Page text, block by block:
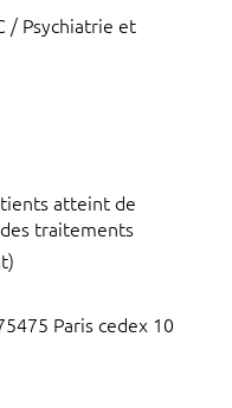
/ Psychiatrie et
atteint de
traitements
Paris cedex 10